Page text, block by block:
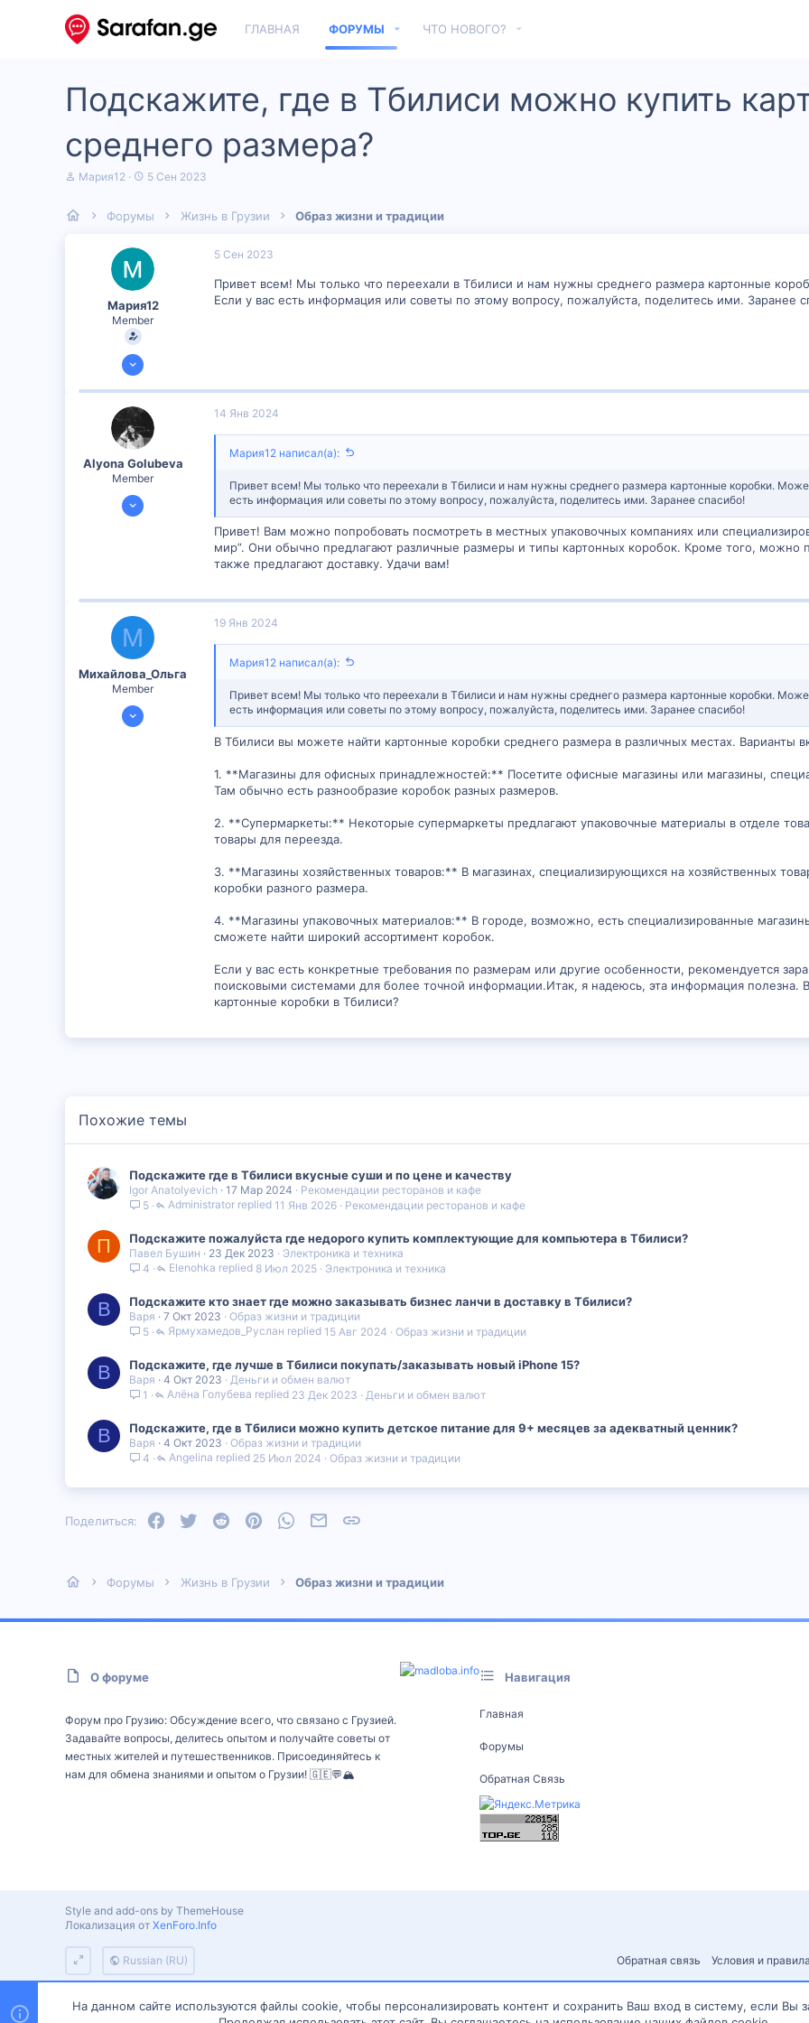
ГЛАВНАЯ ФОРУМЫ ЧТО НОВОГО?
Подскажите, где в Тбилиси можно купить
среднего размера?
А
о
Мария12
Д
а
ч
а
а
5 Сен 2023
Форумы Жизнь в Грузии Образ жизни и традиции
Мария12
Member
4 Сен 2023
5 Сен 2023
Привет всем! Мы только что переехали в Тбилиси и нам нужны среднего размера картонные
Если у вас есть информация или советы по этому вопросу, пожалуйста, поделитесь ими. Заранее
Alyona Golubeva
Member
11 Янв 2024
14 Янв 2024
Мария12 написал(а):
Привет всем! Мы только что переехали в Тбилиси и нам нужны среднего размера картонные коробки.
есть информация или советы по этому вопросу, пожалуйста, поделитесь ими. Заранее спасибо!
Привет! Вам можно попробовать посмотреть в местных упаковочных компаниях или
мир”. Они обычно предлагают различные размеры и типы картонных коробок. Кроме того, можно
также предлагают доставку. Удачи вам!
М
Михайлова_Ольга
Member
14 Янв 2024
19 Янв 2024
Мария12 написал(а):
Привет всем! Мы только что переехали в Тбилиси и нам нужны среднего размера картонные коробки.
есть информация или советы по этому вопросу, пожалуйста, поделитесь ими. Заранее спасибо!
В Тбилиси вы можете найти картонные коробки среднего размера в различных местах. Варианты
1. **Магазины для офисных принадлежностей:** Посетите офисные магазины или магазины,
Там обычно есть разнообразие коробок разных размеров.
2. **Супермаркеты:** Некоторые супермаркеты предлагают упаковочные материалы в отделе
товары для переезда.
3. **Магазины хозяйственных товаров:** В магазинах, специализирующихся на хозяйственных
коробки разного размера.
4. **Магазины упаковочных материалов:** В городе, возможно, есть специализированные
сможете найти широкий ассортимент коробок.
Если у вас есть конкретные требования по размерам или другие особенности, рекомендуется
поисковыми системами для более точной информации.Итак, я надеюсь, эта информация
картонные коробки в Тбилиси?
Похожие темы
Подскажите где в Тбилиси вкусные суши и по цене и качеству
Igor Anatolyevich 17 Мар 2024
Рекомендации ресторанов и кафе
5
Рекомендации ресторанов и кафе
11 Янв 2026
Administrator
П Подскажите пожалуйста где недорого купить комплектующие для компьютера в Тбилиси?
Павел Бушин 23 Дек 2023
Электроника и техника
4
Электроника и техника
8 Июл 2025
Elenohka
В Подскажите кто знает где можно заказывать бизнес ланчи в доставку в Тбилиси?
Варя 7 Окт 2023
Образ жизни и традиции
5
Образ жизни и традиции
15 Авг 2024
Ярмухамедов_Руслан
В Подскажите, где лучше в Тбилиси покупать/заказывать новый iPhone 15?
Варя 4 Окт 2023
Деньги и обмен валют
1
Деньги и обмен валют
23 Дек 2023
Алëна Голубева
В Подскажите, где в Тбилиси можно купить детское питание для 9+ месяцев за адекватный ценник?
Варя 4 Окт 2023
Образ жизни и традиции
4
Образ жизни и традиции
25 Июл 2024
Angelina
Поделиться: Facebook
Twitter Reddit PinterestWhatsAppЭлектронная почта
Форумы Жизнь в Грузии Образ жизни и традиции
О форуме
Форум про Грузию: Обсуждение всего, что связано с Грузией.
Задавайте вопросы, делитесь опытом и получайте советы от
местных жителей и путешественников. Присоединяйтесь к
нам для обмена знаниями и опытом о Грузии! 🇬🇪💬🏔️
Навигация
Главная
Форумы
Обратная Связь
Russian (RU) Обратная связь Условия и правила
Style and add-ons by ThemeHouse
Локализация от XenForo.Info
На данном сайте используются файлы cookie, чтобы персонализировать контент и сохранить Ваш вход в систему, если Вы